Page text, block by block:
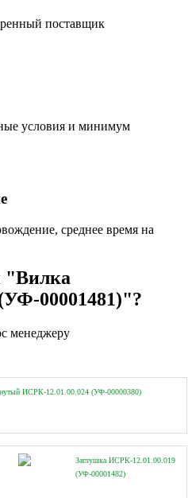
поставщик
условия и минимум
среднее время на
"Вилка
00001481)"?
менеджеру
ИСРК-12.01.00.024 (УФ-00000380)
Заглушка ИСРК-12.01.00.019
(УФ-00001482)